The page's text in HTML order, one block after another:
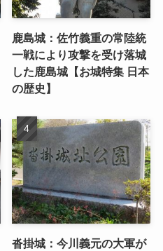
鹿島城：佐竹義重の常陸統
一戦により攻撃を受け落城
した鹿島城【お城特集 日本
の歴史】
沓掛城：今川義元の大軍が